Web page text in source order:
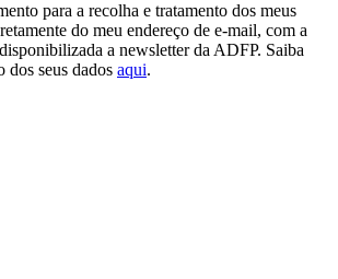
para a recolha e tratamento dos meus
do meu endereço de e-mail, com a
a newsletter da ADFP. Saiba
dos seus dados aqui.